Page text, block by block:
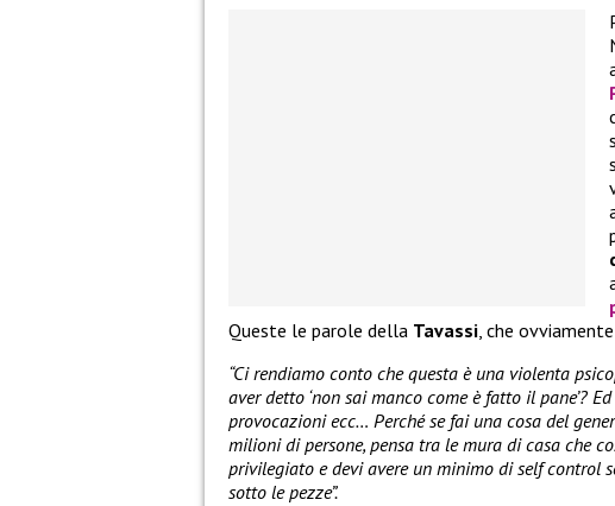
Queste le parole della Tavassi, che
“Ci rendiamo conto che questa è una violenta
aver detto ‘non sai manco come è fatto il pane’?
provocazioni ecc… Perché se fai una cosa del
milioni di persone, pensa tra le mura di casa che
privilegiato e devi avere un minimo di self control
sotto le pezze”.